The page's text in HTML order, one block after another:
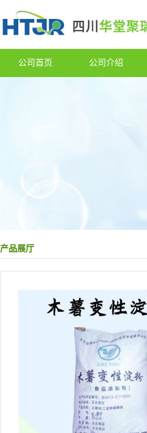
公司首页 公司介绍
产品展厅